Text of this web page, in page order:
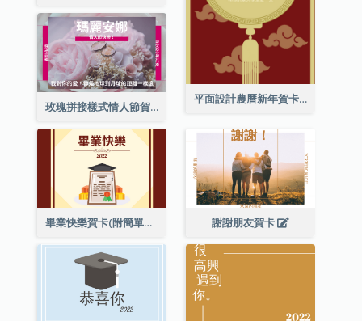
平面設計農曆新年賀卡與裝飾
玫瑰拼接樣式情人節賀卡
畢業快樂賀卡(附簡單配圖) 謝謝朋友賀卡